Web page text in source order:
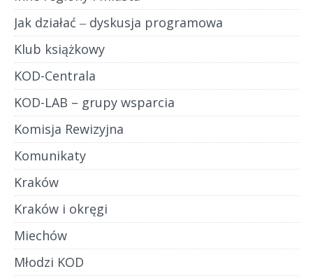
Jak działać ‒ dyskusja programowa
Klub książkowy
KOD-Centrala
KOD-LAB – grupy wsparcia
Komisja Rewizyjna
Komunikaty
Kraków
Kraków i okręgi
Miechów
Młodzi KOD